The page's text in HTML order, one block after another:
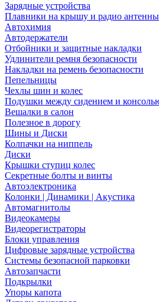
Зарядные устройства
Плавники на крышу и радио антенны
Автохимия
Автодержатели
Отбойники и защитные накладки
Удлинители ремня безопасности
Накладки на ремень безопасности
Пепельницы
Чехлы шин и колес
Подушки между сидением и
Вешалки в салон
Полезное в дорогу
Шины и Диски
Колпачки на ниппель
Диски
Крышки ступиц колес
Секретные болты и винты
Автоэлектроника
Колонки | Динамики | Акустика
Автомагнитолы
Видеокамеры
Видеорегистраторы
Блоки управления
Цифровые зарядные устройства
Системы безопасной парковки
Автозапчасти
Подкрылки
Упоры капота